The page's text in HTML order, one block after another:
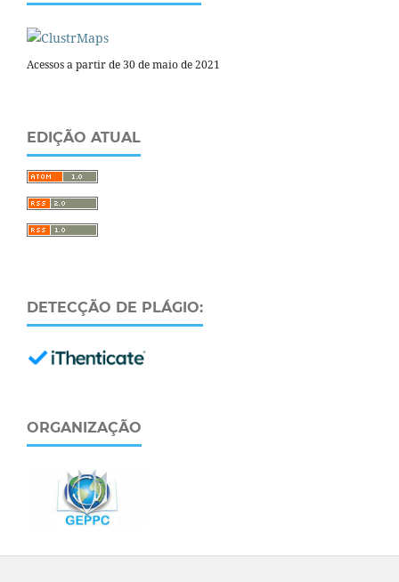
Acessos a partir de 30 de maio de 2021
EDIÇÃO ATUAL
DETECÇÃO DE PLÁGIO:
ORGANIZAÇÃO